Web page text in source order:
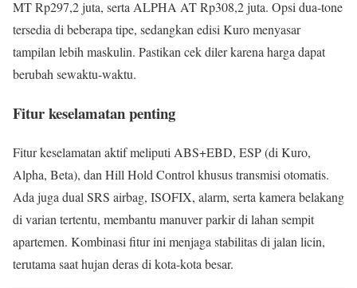
MT Rp297,2 juta, serta ALPHA AT Rp308,2 juta. Opsi dua-tone
tersedia di beberapa tipe, sedangkan edisi Kuro menyasar
tampilan lebih maskulin. Pastikan cek diler karena harga dapat
berubah sewaktu-waktu.
Fitur keselamatan penting
Fitur keselamatan aktif meliputi ABS+EBD, ESP (di Kuro,
Alpha, Beta), dan Hill Hold Control khusus transmisi otomatis.
Ada juga dual SRS airbag, ISOFIX, alarm, serta kamera belakang
di varian tertentu, membantu manuver parkir di lahan sempit
apartemen. Kombinasi fitur ini menjaga stabilitas di jalan licin,
terutama saat hujan deras di kota-kota besar.